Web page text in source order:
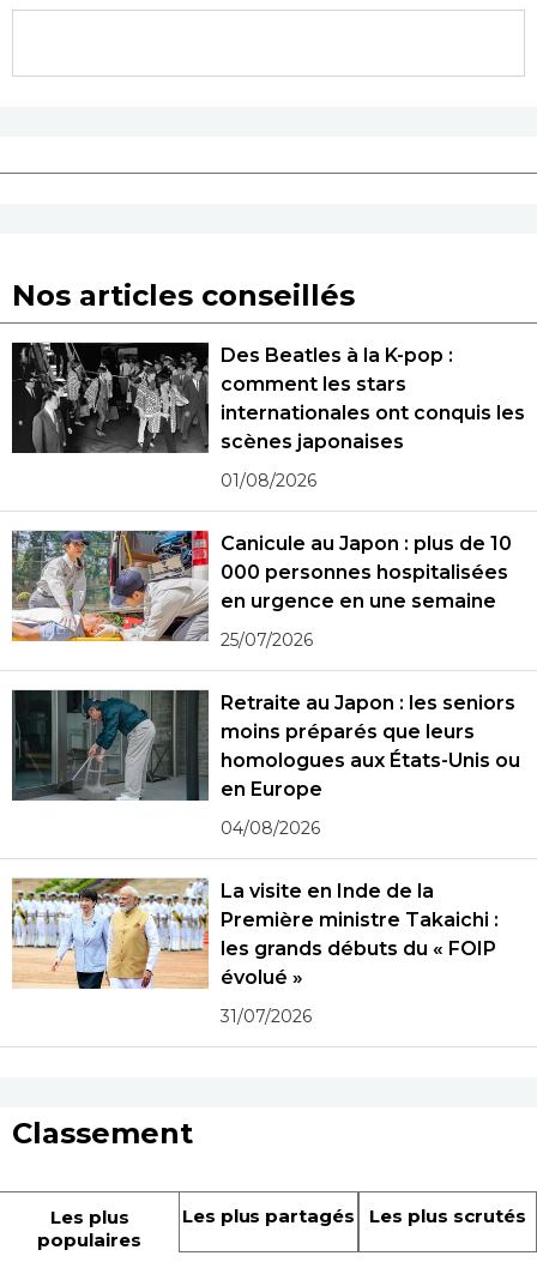
Nos articles conseillés
Des Beatles à la K-pop :
comment les stars
internationales ont conquis les
scènes japonaises
01/08/2026
Canicule au Japon : plus de 10
000 personnes hospitalisées
en urgence en une semaine
25/07/2026
Retraite au Japon : les seniors
moins préparés que leurs
homologues aux États-Unis ou
en Europe
04/08/2026
La visite en Inde de la
Première ministre Takaichi :
les grands débuts du « FOIP
évolué »
31/07/2026
Classement
Les plus
populaires
Les plus partagés Les plus scrutés